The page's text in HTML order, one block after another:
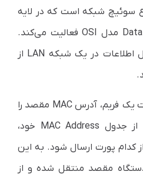
نوع سوئیچ شبکه است که در لایه
پیوند داده یا Data Link Layer مدل OSI فعالیت می‌کند.
این نوع سوئیچ برای انتقال اطلاعات در یک شبکه LAN از
سوئیچ لایه ۲ هنگام دریافت یک فریم، آدرس MAC مقصد را
بررسی کرده و با استفاده از جدول MAC Address خود،
کدام پورت ارسال شود. به این
مقصد منتقل شده و از